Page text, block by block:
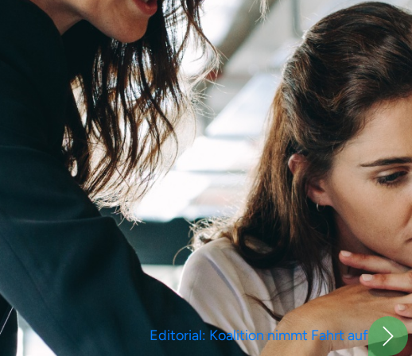
Editorial: Koalition nimmt Fahrt auf